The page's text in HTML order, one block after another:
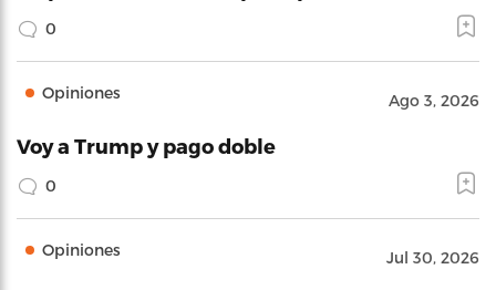
0
Opiniones Ago 3, 2026
Voy a Trump y pago doble
0
Opiniones Jul 30, 2026